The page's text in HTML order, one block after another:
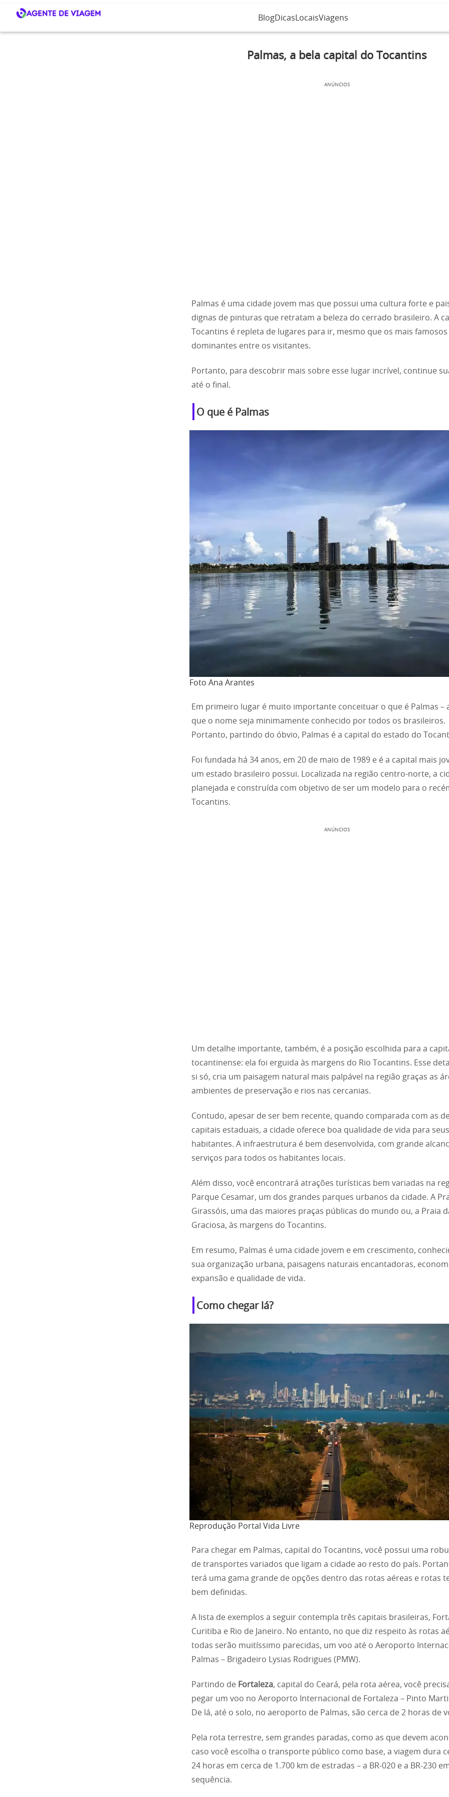
BlogDicas LocaisViagens
Palmas, a bela capital do Tocantins
ANÚNCIOS
Palmas é uma cidade jovem mas que possui uma cultura forte e
dignas de pinturas que retratam a beleza do cerrado brasileiro. A
Tocantins é repleta de lugares para ir, mesmo que os mais famosos
dominantes entre os visitantes.
Portanto, para descobrir mais sobre esse lugar incrível, continue
até o final.
O que é Palmas
Foto Ana Arantes
Em primeiro lugar é muito importante conceituar o que é Palmas –
que o nome seja minimamente conhecido por todos os brasileiros.
Portanto, partindo do óbvio, Palmas é a capital do estado do
Foi fundada há 34 anos, em 20 de maio de 1989 e é a capital mais
um estado brasileiro possui. Localizada na região centro-norte, a
planejada e construída com objetivo de ser um modelo para o
Tocantins.
ANÚNCIOS
Um detalhe importante, também, é a posição escolhida para a
tocantinense: ela foi erguida às margens do Rio Tocantins. Esse
si só, cria um paisagem natural mais palpável na região graças as
ambientes de preservação e rios nas cercanias.
Contudo, apesar de ser bem recente, quando comparada com as
capitais estaduais, a cidade oferece boa qualidade de vida para seus
habitantes. A infraestrutura é bem desenvolvida, com grande
serviços para todos os habitantes locais.
Além disso, você encontrará atrações turísticas bem variadas na
Parque Cesamar, um dos grandes parques urbanos da cidade. A
Girassóis, uma das maiores praças públicas do mundo ou, a Praia
Graciosa, às margens do Tocantins.
Em resumo, Palmas é uma cidade jovem e em crescimento,
sua organização urbana, paisagens naturais encantadoras,
expansão e qualidade de vida.
Como chegar lá?
Reprodução Portal Vida Livre
Para chegar em Palmas, capital do Tocantins, você possui uma
de transportes variados que ligam a cidade ao resto do país.
terá uma gama grande de opções dentro das rotas aéreas e rotas
bem definidas.
A lista de exemplos a seguir contempla três capitais brasileiras,
Curitiba e Rio de Janeiro. No entanto, no que diz respeito às rotas
todas serão muitíssimo parecidas, um voo até o Aeroporto
Palmas – Brigadeiro Lysias Rodrigues (PMW).
Partindo de Fortaleza, capital do Ceará, pela rota aérea, você
pegar um voo no Aeroporto Internacional de Fortaleza – Pinto
De lá, até o solo, no aeroporto de Palmas, são cerca de 2 horas de
Pela rota terrestre, sem grandes paradas, como as que devem
caso você escolha o transporte público como base, a viagem dura
24 horas em cerca de 1.700 km de estradas – a BR-020 e a BR-230
sequência.